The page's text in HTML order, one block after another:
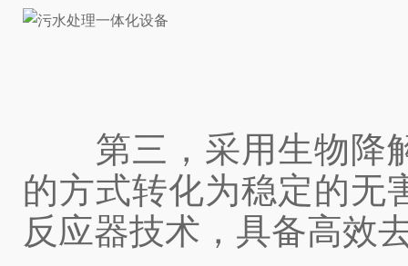
第三，采用生物降解
的方式转化为稳定的无
反应器技术，具备高效